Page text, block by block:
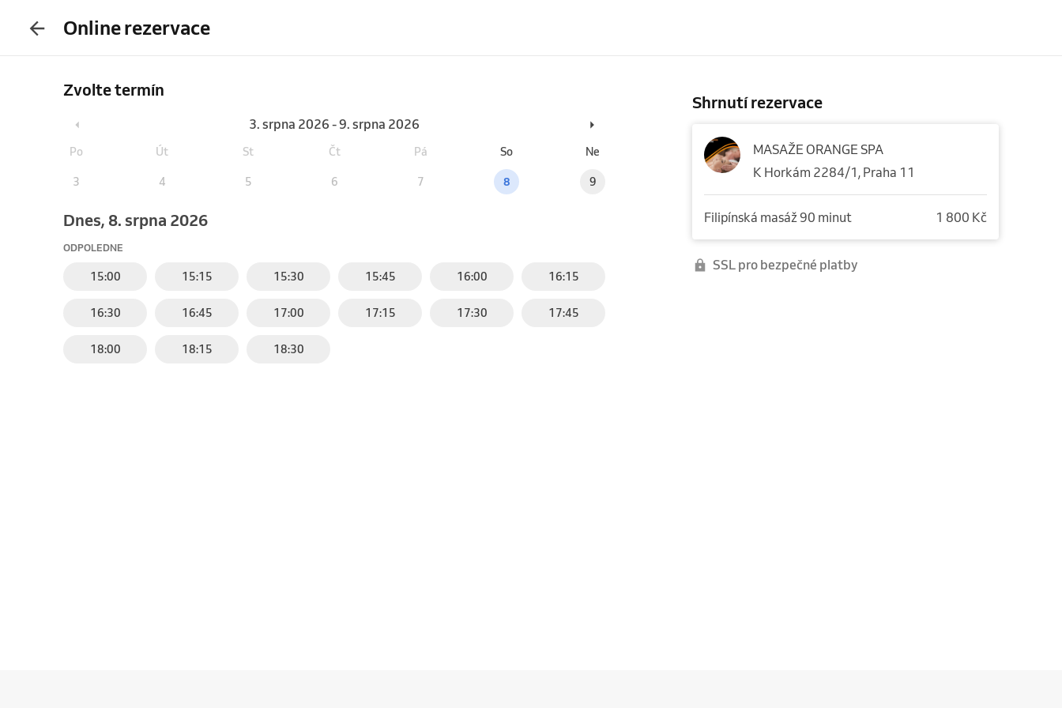
Online rezervace
Zvolte termín
3. srpna 2026 - 9. srpna 2026
Po Út St Čt Pá So Ne
3 4 5 6 7 8 9
Dnes, 8. srpna 2026
ODPOLEDNE
15:00 15:15 15:30 15:45 16:00 16:15
16:30 16:45 17:00 17:15 17:30 17:45
18:00 18:15 18:30
Shrnutí rezervace
MASAŽE ORANGE SPA
K Horkám 2284/1, Praha 11
Filipínská masáž 90 minut 1 800 Kč
SSL pro bezpečné platby